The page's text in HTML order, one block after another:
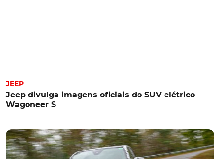
JEEP
Jeep divulga imagens oficiais do SUV elétrico
Wagoneer S